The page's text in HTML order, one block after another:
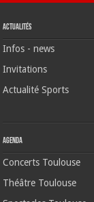
Actualités
Infos - news
Invitations
Actualité Sports
Agenda
Concerts Toulouse
Théâtre Toulouse